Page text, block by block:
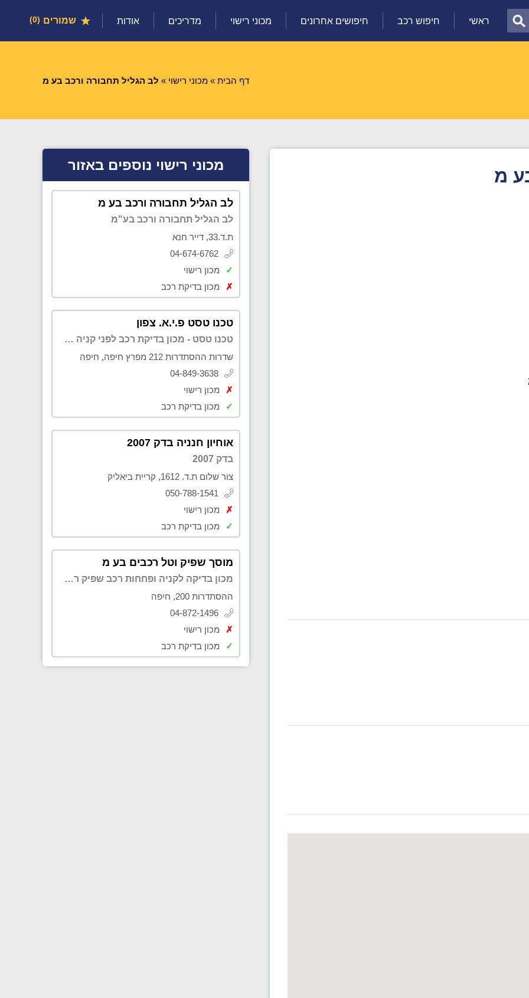
ראשי חיפוש רכב חיפושים אחרונים מכוני רישוי מדריכים אודות שמורים 0
דף הבית » מכוני רישוי » לב הגליל תחבורה ורכב בע מ
מ
מכוני רישוי נוספים באזור
לב הגליל תחבורה ורכב בע מ
לב הגליל תחבורה ורכב בע"מ
ת.ד.33, דייר חנא
04-674-6762
✓
מכון רישוי
✗
מכון בדיקת רכב
טכנו טסט פ.י.א. צפון
טכנו טסט - מכון בדיקת רכב לפני קניה בקריות
שדרות ההסתדרות 212 מפרץ חיפה, חיפה
04-849-3638
✗
מכון רישוי
✓
מכון בדיקת רכב
אוחיון חנניה בדק 2007
בדק 2007
צור שלום ת.ד. 1612, קריית ביאליק
050-788-1541
✗
מכון רישוי
✓
מכון בדיקת רכב
מוסך שפיק וטל רכבים בע מ
מכון בדיקה לקניה ופחחות רכב שפיק רפול
ההסתדרות 200, חיפה
04-872-1496
✗
מכון רישוי
✓
מכון בדיקת רכב